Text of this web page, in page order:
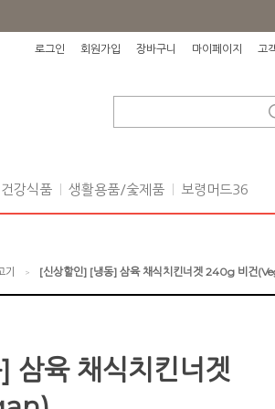
로그인 회원가입 장바구니 마이페이지 고
건강식품 생활용품/숯제품 보령머드36
> [신상할인] [냉동] 삼육 채식치킨너겟 240g 비건
삼육 채식치킨너겟